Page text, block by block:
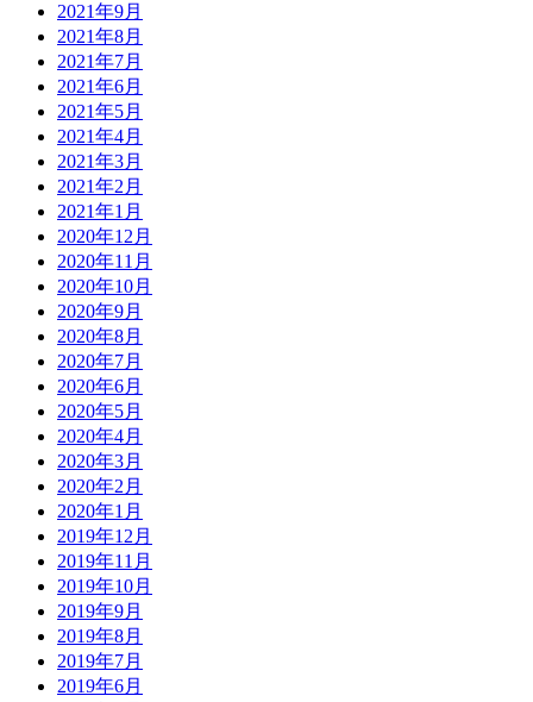
2021年9月
2021年8月
2021年7月
2021年6月
2021年5月
2021年4月
2021年3月
2021年2月
2021年1月
2020年12月
2020年11月
2020年10月
2020年9月
2020年8月
2020年7月
2020年6月
2020年5月
2020年4月
2020年3月
2020年2月
2020年1月
2019年12月
2019年11月
2019年10月
2019年9月
2019年8月
2019年7月
2019年6月